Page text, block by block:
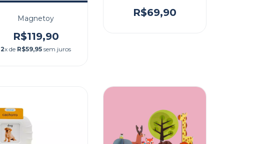
Magnetoy
R$119,90
2x de R$59,95 sem juros
R$69,90